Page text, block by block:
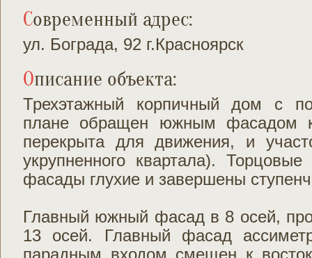
Современный адрес:
ул. Бограда, 92 г.Красноярск
Описание объекта:
Трехэтажный корпичный дом с
плане обращен южным фасадом
перекрыта для движения, и
укрупненного квартала).
фасады глухие и завершены
Главный южный фасад в 8 осей,
13 осей. Главный фасад
парадным входом смещен к